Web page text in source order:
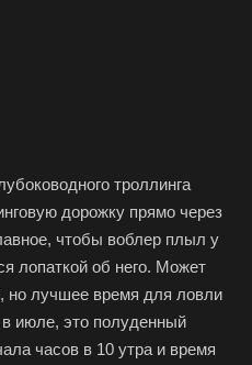
троллинга
дорожку прямо через
чтобы воблер плыл у
лопаткой об него. Может
но лучшее время для ловли
июле, это полуденный
часов в 10 утра и время